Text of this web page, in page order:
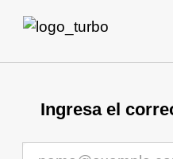
Ingresa el